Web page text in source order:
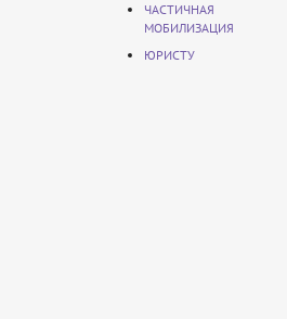
ЧАСТИЧНАЯ
МОБИЛИЗАЦИЯ
ЮРИСТУ